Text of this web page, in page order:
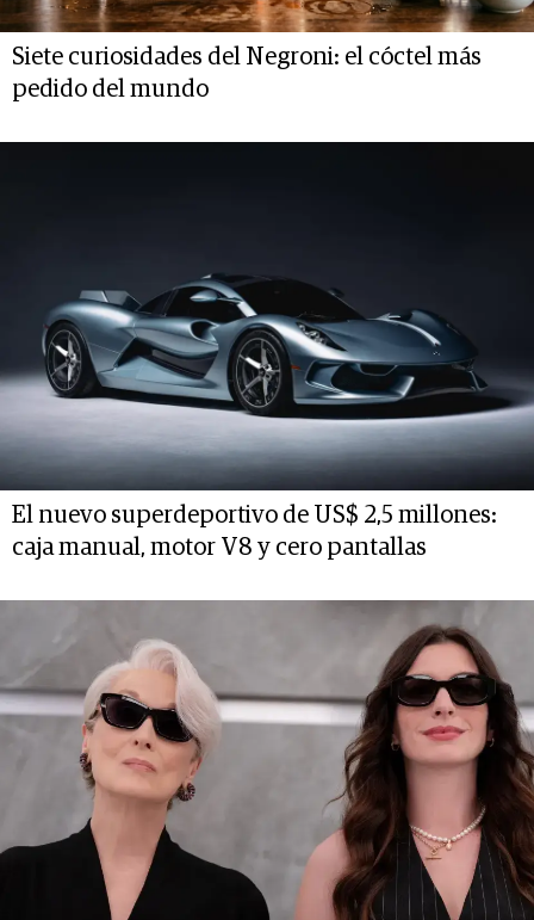
Siete curiosidades del Negroni: el cóctel más
pedido del mundo
El nuevo superdeportivo de US$ 2,5 millones:
caja manual, motor V8 y cero pantallas